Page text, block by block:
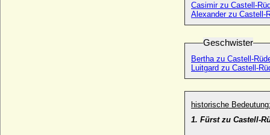
Casimir zu Castell-
Alexander zu Castell-
Geschwister
Bertha zu Castell-
Luitgard zu Castell-
historische
1. Fürst zu Castell-